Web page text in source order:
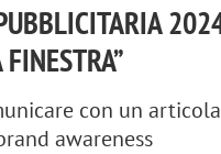
con un
awareness